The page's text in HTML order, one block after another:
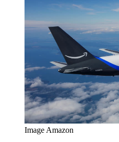
Image Amazon